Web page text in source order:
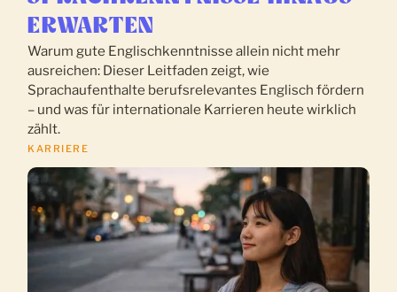
ERWARTEN
Warum gute Englischkenntnisse allein nicht mehr
ausreichen: Dieser Leitfaden zeigt, wie
Sprachaufenthalte berufsrelevantes Englisch fördern
– und was für internationale Karrieren heute wirklich
zählt.
KARRIERE